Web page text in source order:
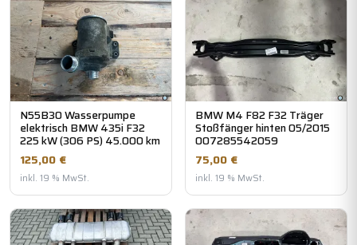
N55B30 Wasserpumpe
elektrisch BMW 435i F32
225 kW (306 PS) 45.000 km
125,00 €
inkl. 19 % MwSt.
BMW M4 F82 F32 Träger
Stoßfänger hinten 05/2015
007285542059
75,00 €
inkl. 19 % MwSt.